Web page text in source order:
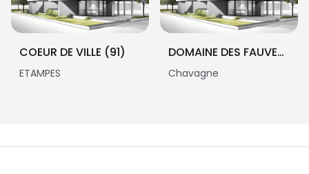
COEUR DE VILLE (91)
ETAMPES
DOMAINE DES FAUVETTES
Chavagne